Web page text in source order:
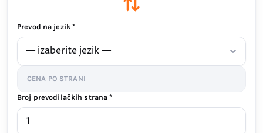
Prevod na jezik *
CENA PO STRANI
Broj prevodilačkih strana *